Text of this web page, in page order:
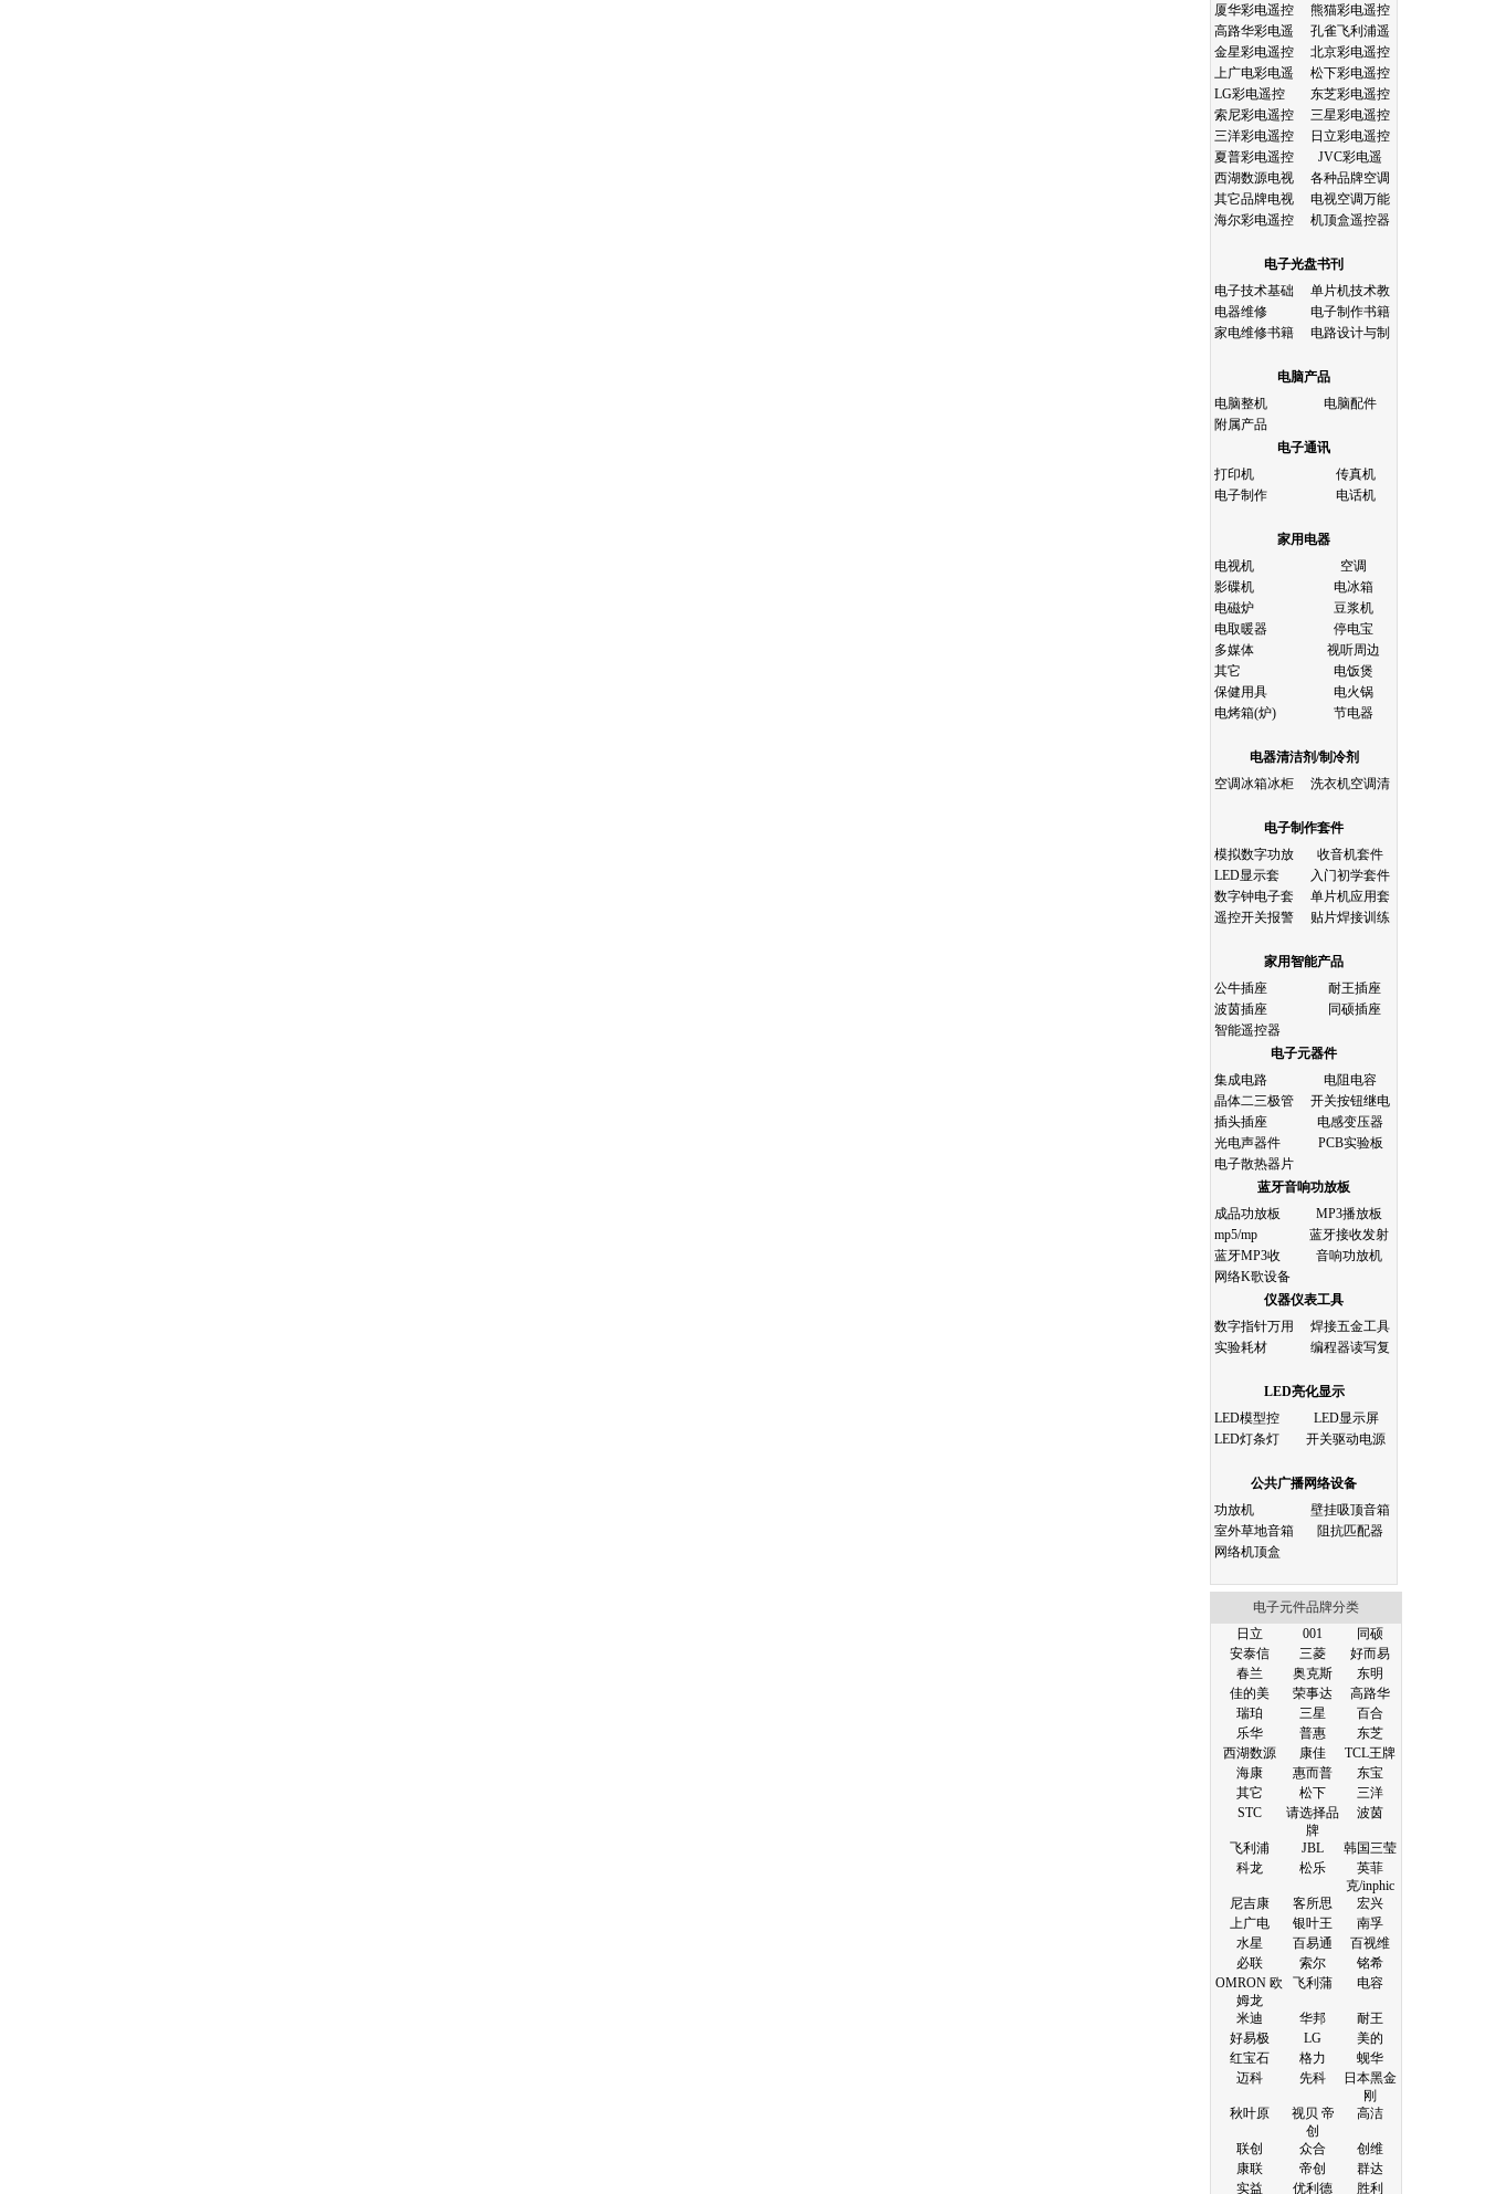
厦华彩电遥控
熊猫彩电遥控
高路华彩电遥
孔雀飞利浦遥
金星彩电遥控
北京彩电遥控
上广电彩电遥
松下彩电遥控
LG彩电遥控
东芝彩电遥控
索尼彩电遥控
三星彩电遥控
三洋彩电遥控
日立彩电遥控
夏普彩电遥控
JVC彩电遥
西湖数源电视
各种品牌空调
其它品牌电视
电视空调万能
海尔彩电遥控
机顶盒遥控器
电子光盘书刊
电子技术基础
单片机技术教
电器维修
电子制作书籍
家电维修书籍
电路设计与制
电脑产品
电脑整机
电脑配件
附属产品
电子通讯
打印机
传真机
电子制作
电话机
家用电器
电视机
空调
影碟机
电冰箱
电磁炉
豆浆机
电取暖器
停电宝
多媒体
视听周边
其它
电饭煲
保健用具
电火锅
电烤箱(炉)
节电器
电器清洁剂/制冷剂
空调冰箱冰柜
洗衣机空调清
电子制作套件
模拟数字功放
收音机套件
LED显示套
入门初学套件
数字钟电子套
单片机应用套
遥控开关报警
贴片焊接训练
家用智能产品
公牛插座
耐王插座
波茵插座
同硕插座
智能遥控器
电子元器件
集成电路
电阻电容
晶体二三极管
开关按钮继电
插头插座
电感变压器
光电声器件
PCB实验板
电子散热器片
蓝牙音响功放板
成品功放板
MP3播放板
mp5/mp
蓝牙接收发射
蓝牙MP3收
音响功放机
网络K歌设备
仪器仪表工具
数字指针万用
焊接五金工具
实验耗材
编程器读写复
LED亮化显示
LED模型控
LED显示屏
LED灯条灯
开关驱动电源
公共广播网络设备
功放机
壁挂吸顶音箱
室外草地音箱
阻抗匹配器
网络机顶盒
电子元件品牌分类
日立
001
同硕
安泰信
三菱
好而易
春兰
奥克斯
东明
佳的美
荣事达
高路华
瑞珀
三星
百合
乐华
普惠
东芝
西湖数源
康佳
TCL王牌
海康
惠而普
东宝
其它
松下
三洋
STC
请选择品
牌
波茵
飞利浦 JBL
韩国三莹
科龙
松乐
英菲
克/inphic
尼吉康
客所思
宏兴
上广电
银叶王
南孚
水星
百易通
百视维
必联
索尔
铭希
OMRON 欧
姆龙
飞利蒲 电容
米迪 华邦
耐王
好易极
LG
美的
红宝石
格力
蚬华
迈科
先科
日本黑金
刚
秋叶原
视贝 帝
创
高洁
联创 众合
创维
康联
帝创
群达
实益
优利德 胜利